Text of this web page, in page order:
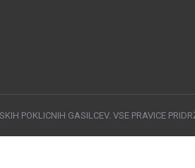
POKLICNIH GASILCEV. VSE PRAVICE